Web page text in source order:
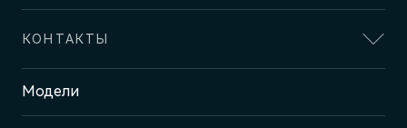
КОНТАКТЫ
Адрес
Ижевск, ул. Ленина, 99
Модели